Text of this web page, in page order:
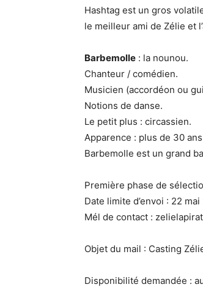
Hashtag est un gros
le meilleur ami de Zélie et
Barbemolle : la nounou.
Chanteur / comédien.
Musicien (accordéon ou
Notions de danse.
Le petit plus : circassien.
Apparence : plus de 30
Barbemolle est un grand
Première phase de
Date limite d’envoi : 22 mai
Mél de contact :
Objet du mail : Casting
Disponibilité demandée :